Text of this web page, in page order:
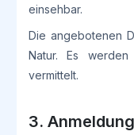
einsehbar.
Die angebotenen
Natur. Es werden
vermittelt.
3. Anmeldung